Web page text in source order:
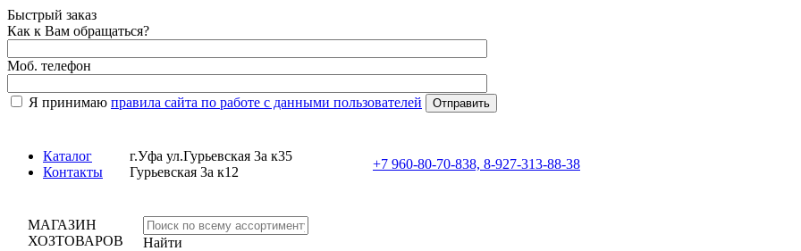
Быстрый заказ
Как к Вам обращаться?
Моб. телефон
Я принимаю правила сайта по работе с данными пользователей
Каталог
Контакты
г.Уфа ул.Гурьевская 3а к35
Гурьевская 3а к12
+7 960-80-70-838, 8-927-313-88-38
МАГАЗИН
ХОЗТОВАРОВ
Найти